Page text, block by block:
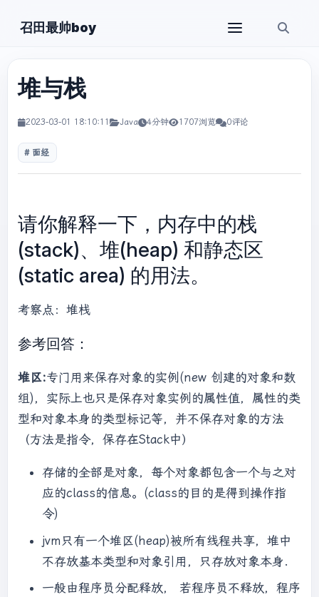
召田最帅boy
堆与栈
2023-03-01 18:10:11 Java 4分钟 1707浏览 0评论
面经
请你解释一下，内存中的栈
(stack)、堆(heap) 和静态区
(static area) 的用法。
考察点：堆栈
参考回答：
堆区:专门用来保存对象的实例(new 创建的对象和数
组)，实际上也只是保存对象实例的属性值，属性的类
型和对象本身的类型标记等，并不保存对象的方法
（方法是指令，保存在Stack中）
存储的全部是对象，每个对象都包含一个与之对
应的class的信息。(class的目的是得到操作指
令)
jvm只有一个堆区(heap)被所有线程共享，堆中
不存放基本类型和对象引用，只存放对象本身.
一般由程序员分配释放， 若程序员不释放，程序